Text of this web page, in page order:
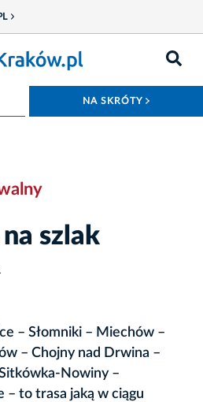
NA SKRÓTY
szlak
– Słomniki – Miechów –
– Chojny nad Drwina –
Nowiny –
– to trasa jaką w ciągu